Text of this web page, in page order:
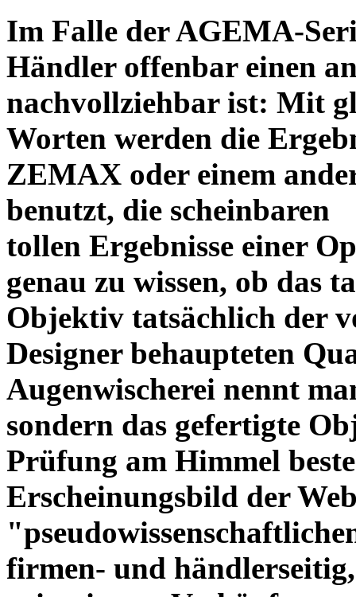
Im Falle der AGEMA-
Händler offenbar einen
nachvollziehbar ist: Mit
Worten werden die
ZEMAX oder einem
benutzt, die scheinbaren
tollen Ergebnisse einer
genau zu wissen, ob das
Objektiv tatsächlich der
Designer behaupteten
Augenwischerei nennt
sondern das gefertigte
Prüfung am Himmel
Erscheinungsbild der
firmen- und